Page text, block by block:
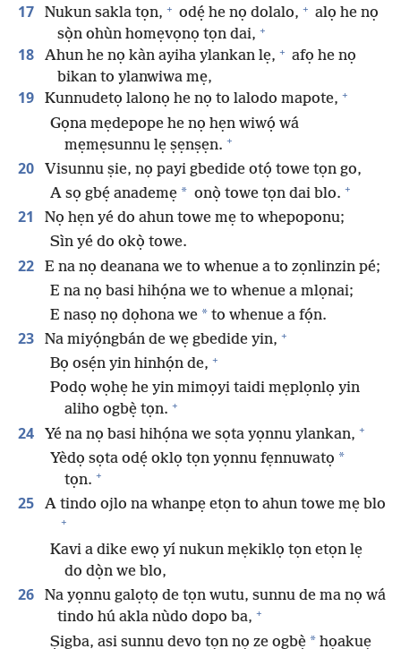
17 Nukun sakla tọn, + odẹ́ he nọ dolalo, + alọ he nọ
sọ̀n ohùn homẹvọnọ tọn dai, +
18 Ahun he nọ kàn ayiha ylankan lẹ, + afọ he nọ
bikan to ylanwiwa mẹ,
19 Kunnudetọ lalonọ he nọ to lalodo mapote, +
Gọna mẹdepope he nọ hẹn wiwọ́ wá
mẹmẹsunnu lẹ ṣẹnṣẹn. +
20
Visunnu ṣie, nọ payi gbedide otọ́ towe tọn go,
A sọ gbẹ́ anademẹ * onọ̀ towe tọn dai blo. +
21
Nọ hẹn yé do ahun towe mẹ to whepoponu;
Sìn yé do okọ̀ towe.
22
E na nọ deanana we to whenue a to zọnlinzin pé;
E na nọ basi hihọ́na we to whenue a mlọnai;
E nasọ nọ dọhona we * to whenue a fọ́n.
23 Na miyọ́ngbán de wẹ gbedide yin, +
Bọ osẹ́n yin hinhọ́n de, +
Podọ wọhẹ he yin mimọyi taidi mẹplọnlọ yin
aliho ogbẹ̀ tọn. +
24 Yé na nọ basi hihọ́na we sọta yọnnu ylankan, +
Yèdọ sọta odẹ́ oklọ tọn yọnnu fẹnnuwatọ *
tọn. +
25 A tindo ojlo na whanpẹ etọn to ahun towe mẹ blo
+
Kavi a dike ewọ yí nukun mẹkiklọ tọn etọn lẹ
do dọ̀n we blo,
26
Na yọnnu galọtọ de tọn wutu, sunnu de ma nọ wá
tindo hú akla nùdo dopo ba, +
Ṣigba, asi sunnu devo tọn nọ ze ogbẹ̀ * họakuẹ